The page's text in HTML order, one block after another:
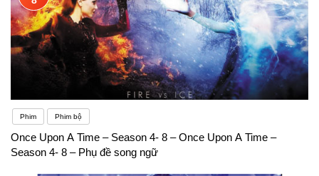
Phim Phim bộ
Once Upon A Time – Season 4- 8 – Once Upon A Time –
Season 4- 8 – Phụ đề song ngữ